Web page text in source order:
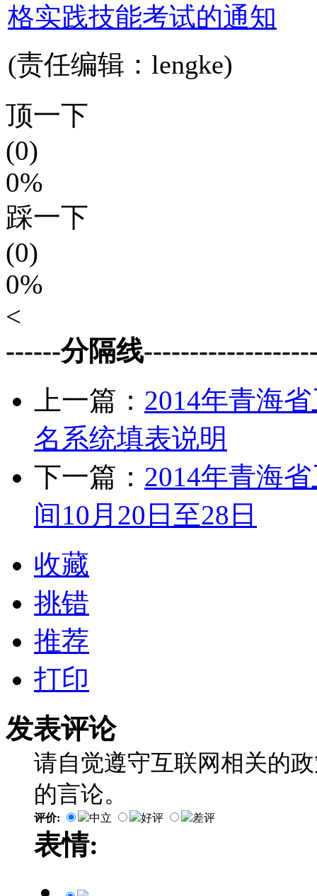
格实践技能考试的通知
(责任编辑：lengke)
顶一下
(0)
0%
踩一下
(0)
0%
<
------分隔线
上一篇： 2014年青海
名系统填表说明
下一篇： 2014年青海
间10月20日至28日
收藏
挑错
推荐
打印
发表评论
请自觉遵守互联网相关的
的言论。
评价: 中立 好评 差评
表情: